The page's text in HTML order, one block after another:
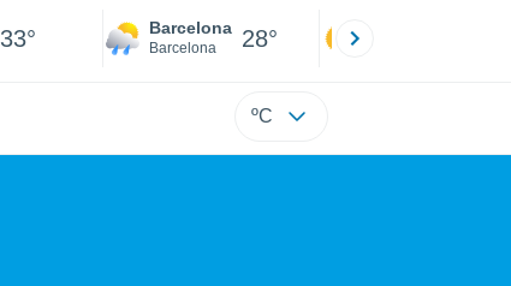
33° Barcelona
Barcelona 28°
ºC